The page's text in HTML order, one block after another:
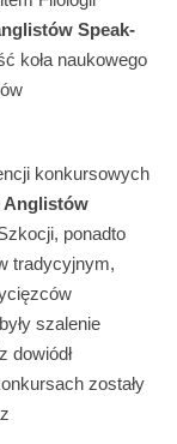
Speak-
koła naukowego
konkursowych
Anglistów
ponadto
tradycyjnym,
szalenie
dowiódł
zostały